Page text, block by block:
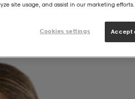
site usage, and assist in our marketing efforts.
Cookies settings Accept